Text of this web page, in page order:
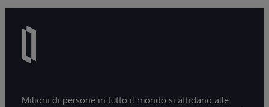
Milioni di persone in tutto il mondo si affidano alle